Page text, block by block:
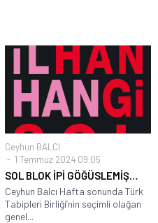
Ceyhun BALCI
1 Temmuz 2024 09:05
SOL BLOK İPİ GÖĞÜSLEMİŞ…
Ceyhun Balcı Hafta sonunda Türk
Tabipleri Birliği’nin seçimli olağan
genel...